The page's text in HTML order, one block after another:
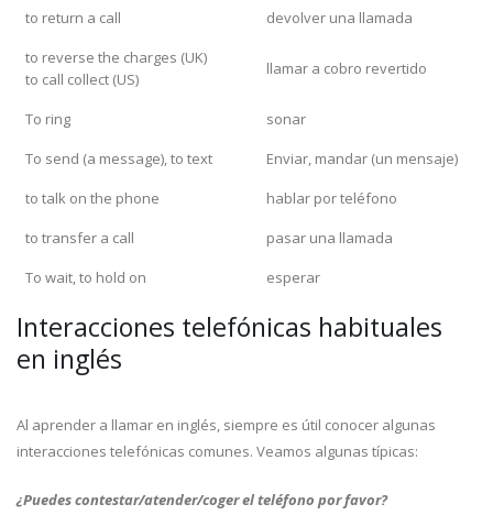
to return a call
devolver una llamada
to reverse the charges (UK)
to call collect (US)
llamar a cobro revertido
To ring
sonar
To send (a message), to text
Enviar, mandar (un mensaje)
to talk on the phone
hablar por teléfono
to transfer a call
pasar una llamada
To wait, to hold on
esperar
Interacciones telefónicas habituales
en inglés
Al aprender a llamar en inglés, siempre es útil conocer algunas
interacciones telefónicas comunes. Veamos algunas típicas:
¿Puedes contestar/atender/coger el teléfono por favor?